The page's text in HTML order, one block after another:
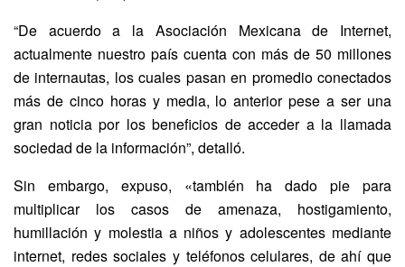
“De acuerdo a la Asociación Mexicana de Internet,
actualmente nuestro país cuenta con más de 50 millones
de internautas, los cuales pasan en promedio conectados
más de cinco horas y media, lo anterior pese a ser una
gran noticia por los beneficios de acceder a la llamada
sociedad de la información”, detalló.
Sin embargo, expuso, «también ha dado pie para
multiplicar los casos de amenaza, hostigamiento,
humillación y molestia a niños y adolescentes mediante
internet, redes sociales y teléfonos celulares, de ahí que